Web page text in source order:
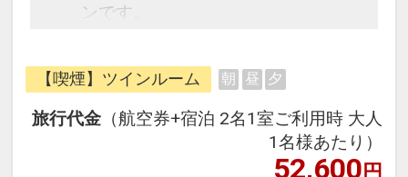
ンです。
できるダイナミックパッケージだか
ら、一都市滞在はもちろん周遊旅行
にも最適！
旅行期間中の1泊だけの宿泊や延
泊・飛び泊なども自由自在です。
【喫煙】ツインルーム 朝 昼 夕
旅行代金 （航空券+宿泊 2名1室ご利用時 大人
1名様あたり）
52,600円